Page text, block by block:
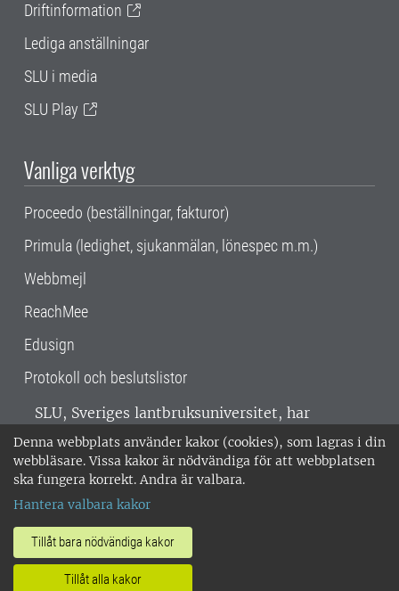
Denna webbplats använder kakor (cookies), som lagras i din
webbläsare. Vissa kakor är nödvändiga för att webbplatsen
ska fungera korrekt. Andra är valbara.
Hantera valbara kakor
Tillåt bara nödvändiga kakor
Tillåt alla kakor
Driftinformation
Lediga anställningar
SLU i media
SLU Play
Vanliga verktyg
Proceedo (beställningar, fakturor)
Primula (ledighet, sjukanmälan, lönespec m.m.)
Webbmejl
ReachMee
Edusign
Protokoll och beslutslistor
SLU, Sveriges lantbruksuniversitet, har
verksamhet över hela Sverige. Huvudorter är
Alnarp, Uppsala och Umeå.SLU är
miljöcertifierat enligt ISO 14001. •
018-67 10 00 • Org nr: 202100-2817 •
Om SLU:s webbplatser
•Hantera kakor•Behandling av
personuppgifter